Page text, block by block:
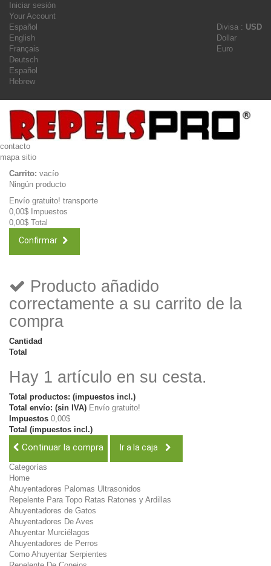
Iniciar sesión
Your Account
Divisa : USD
Dollar
Euro
Español
English
Français
Deutsch
Español
Hebrew
contacto
mapa sitio
Carrito: vacío
Ningún producto
Envío gratuito! transporte
0,00$ Impuestos
0,00$ Total
Confirmar
Producto añadido
correctamente a su carrito de la
compra
Cantidad
Total
Hay 1 artículo en su cesta.
Total productos: (impuestos incl.)
Total envío: (sin IVA) Envío gratuito!
Impuestos 0,00$
Total (impuestos incl.)
Continuar la compra Ir a la caja
Categorías
Home
Ahuyentadores Palomas Ultrasonidos
Repelente Para Topo Ratas Ratones y Ardillas
Ahuyentadores de Gatos
Ahuyentadores De Aves
Ahuyentar Murciélagos
Ahuyentadores de Perros
Como Ahuyentar Serpientes